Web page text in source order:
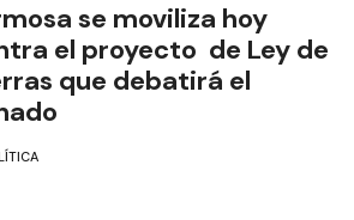
se moviliza hoy
el proyecto de Ley de
que debatirá el